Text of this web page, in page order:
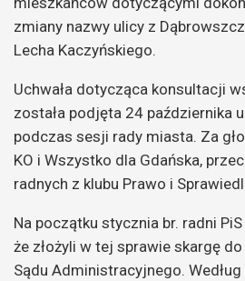
zmiany nazwy ulicy z
Lecha Kaczyńskiego.
Uchwała dotycząca konsultacji
została podjęta 24 października
podczas sesji rady miasta. Za
KO i Wszystko dla Gdańska,
radnych z klubu Prawo i
Na początku stycznia br. radni
że złożyli w tej sprawie skargę
Sądu Administracyjnego. Według